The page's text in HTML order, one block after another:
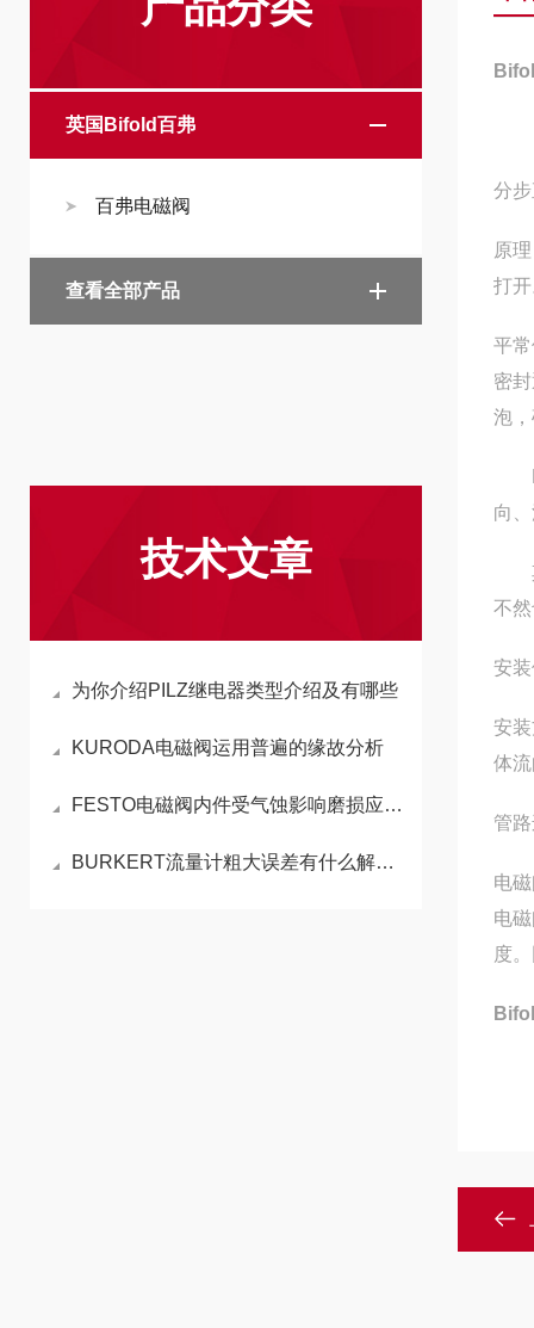
英国Bifold百弗
百弗电磁阀
查看全部产品
技术文章
为你介绍PILZ继电器类型介绍及有哪些
KURODA电磁阀运用普遍的缘故分析
FESTO电磁阀内件受气蚀影响磨损应如何处理
BURKERT流量计粗大误差有什么解决方法
分
原
打
平
密
泡
向
其
不
安
安
体
管
电
电
度